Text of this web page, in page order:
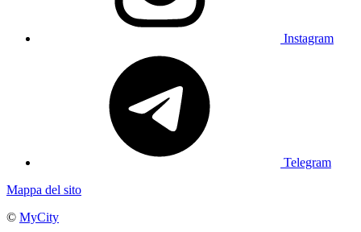
Instagram
Telegram
Mappa del sito
© MyCity